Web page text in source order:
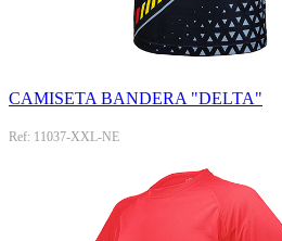
CAMISETA BANDERA "DELTA"
Ref: 11037-XXL-NE